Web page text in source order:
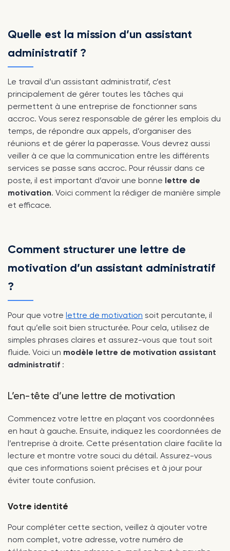
Quelle est la mission d’un assistant
administratif ?
Le travail d’un assistant administratif, c’est
principalement de gérer toutes les tâches qui
permettent à une entreprise de fonctionner sans
accroc. Vous serez responsable de gérer les emplois du
temps, de répondre aux appels, d’organiser des
réunions et de gérer la paperasse. Vous devrez aussi
veiller à ce que la communication entre les différents
services se passe sans accroc. Pour réussir dans ce
poste, il est important d’avoir une bonne lettre de
motivation. Voici comment la rédiger de manière simple
et efficace.
Comment structurer une lettre de
motivation d’un assistant administratif
?
Pour que votre lettre de motivation soit percutante, il
faut qu’elle soit bien structurée. Pour cela, utilisez de
simples phrases claires et assurez-vous que tout soit
fluide. Voici un modèle lettre de motivation assistant
administratif :
L’en-tête d’une lettre de motivation
Commencez votre lettre en plaçant vos coordonnées
en haut à gauche. Ensuite, indiquez les coordonnées de
l’entreprise à droite. Cette présentation claire facilite la
lecture et montre votre souci du détail. Assurez-vous
que ces informations soient précises et à jour pour
éviter toute confusion.
Votre identité
Pour compléter cette section, veillez à ajouter votre
nom complet, votre adresse, votre numéro de